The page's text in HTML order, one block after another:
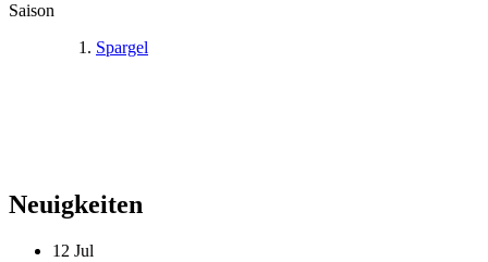
Saison
Spargel
Neuigkeiten
12 Jul